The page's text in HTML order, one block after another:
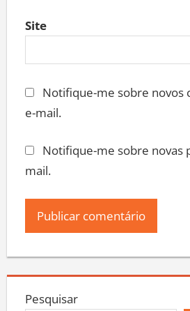
Site
Notifique-me sobre novos
e-mail.
Notifique-me sobre novas
mail.
Pesquisar